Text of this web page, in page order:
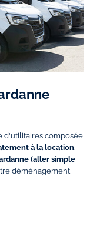
d'utilitaires composée
à la location.
(aller simple
déménagement